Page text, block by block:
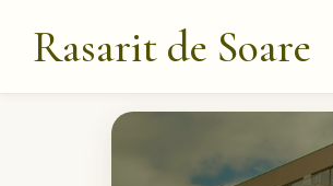
Rasarit de Soare